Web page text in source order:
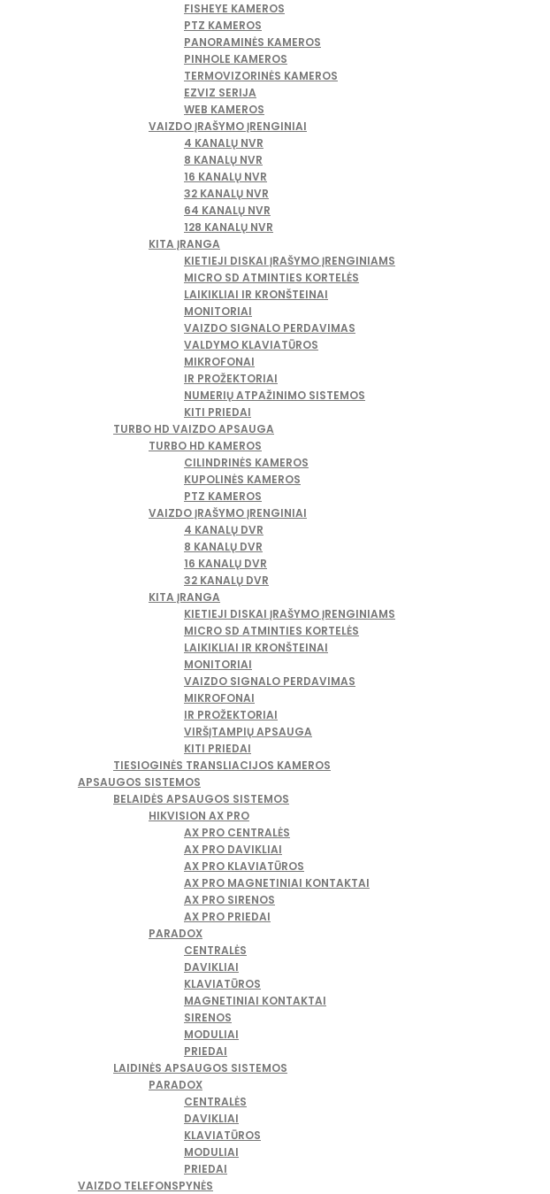
FISHEYE KAMEROS
PTZ KAMEROS
PANORAMINĖS KAMEROS
PINHOLE KAMEROS
TERMOVIZORINĖS KAMEROS
EZVIZ SERIJA
WEB KAMEROS
VAIZDO ĮRAŠYMO ĮRENGINIAI
4 KANALŲ NVR
8 KANALŲ NVR
16 KANALŲ NVR
32 KANALŲ NVR
64 KANALŲ NVR
128 KANALŲ NVR
KITA ĮRANGA
KIETIEJI DISKAI ĮRAŠYMO ĮRENGINIAMS
MICRO SD ATMINTIES KORTELĖS
LAIKIKLIAI IR KRONŠTEINAI
MONITORIAI
VAIZDO SIGNALO PERDAVIMAS
VALDYMO KLAVIATŪROS
MIKROFONAI
IR PROŽEKTORIAI
NUMERIŲ ATPAŽINIMO SISTEMOS
KITI PRIEDAI
TURBO HD VAIZDO APSAUGA
TURBO HD KAMEROS
CILINDRINĖS KAMEROS
KUPOLINĖS KAMEROS
PTZ KAMEROS
VAIZDO ĮRAŠYMO ĮRENGINIAI
4 KANALŲ DVR
8 KANALŲ DVR
16 KANALŲ DVR
32 KANALŲ DVR
KITA ĮRANGA
KIETIEJI DISKAI ĮRAŠYMO ĮRENGINIAMS
MICRO SD ATMINTIES KORTELĖS
LAIKIKLIAI IR KRONŠTEINAI
MONITORIAI
VAIZDO SIGNALO PERDAVIMAS
MIKROFONAI
IR PROŽEKTORIAI
VIRŠĮTAMPIŲ APSAUGA
KITI PRIEDAI
TIESIOGINĖS TRANSLIACIJOS KAMEROS
APSAUGOS SISTEMOS
BELAIDĖS APSAUGOS SISTEMOS
HIKVISION AX PRO
AX PRO CENTRALĖS
AX PRO DAVIKLIAI
AX PRO KLAVIATŪROS
AX PRO MAGNETINIAI KONTAKTAI
AX PRO SIRENOS
AX PRO PRIEDAI
PARADOX
CENTRALĖS
DAVIKLIAI
KLAVIATŪROS
MAGNETINIAI KONTAKTAI
SIRENOS
MODULIAI
PRIEDAI
LAIDINĖS APSAUGOS SISTEMOS
PARADOX
CENTRALĖS
DAVIKLIAI
KLAVIATŪROS
MODULIAI
PRIEDAI
VAIZDO TELEFONSPYNĖS